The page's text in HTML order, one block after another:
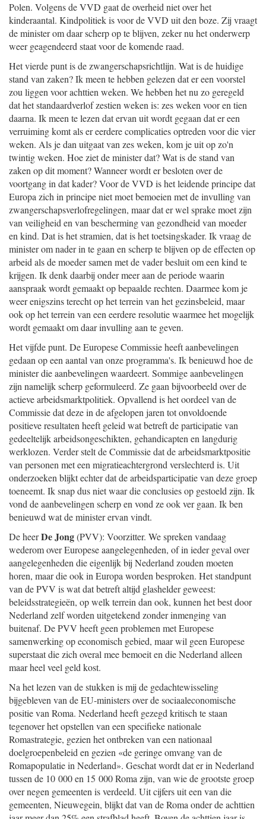
Polen. Volgens de VVD gaat de overheid niet over het
kinderaantal. Kindpolitiek is voor de VVD uit den boze. Zij vraagt
de minister om daar scherp op te blijven, zeker nu het onderwerp
weer geagendeerd staat voor de komende raad.
Het vierde punt is de zwangerschapsrichtlijn. Wat is de huidige
stand van zaken? Ik meen te hebben gelezen dat er een voorstel
zou liggen voor achttien weken. We hebben het nu zo geregeld
dat het standaardverlof zestien weken is: zes weken voor en tien
daarna. Ik meen te lezen dat ervan uit wordt gegaan dat er een
verruiming komt als er eerdere complicaties optreden voor die vier
weken. Als je dan uitgaat van zes weken, kom je uit op zo'n
twintig weken. Hoe ziet de minister dat? Wat is de stand van
zaken op dit moment? Wanneer wordt er besloten over de
voortgang in dat kader? Voor de VVD is het leidende principe dat
Europa zich in principe niet moet bemoeien met de invulling van
zwangerschapsverlofregelingen, maar dat er wel sprake moet zijn
van veiligheid en van bescherming van gezondheid van moeder
en kind. Dat is het stramien, dat is het toetsingskader. Ik vraag de
minister om nader in te gaan en scherp te blijven op de effecten op
arbeid als de moeder samen met de vader besluit om een kind te
krijgen. Ik denk daarbij onder meer aan de periode waarin
aanspraak wordt gemaakt op bepaalde rechten. Daarmee kom je
weer enigszins terecht op het terrein van het gezinsbeleid, maar
ook op het terrein van een eerdere resolutie waarmee het mogelijk
wordt gemaakt om daar invulling aan te geven.
Het vijfde punt. De Europese Commissie heeft aanbevelingen
gedaan op een aantal van onze programma's. Ik benieuwd hoe de
minister die aanbevelingen waardeert. Sommige aanbevelingen
zijn namelijk scherp geformuleerd. Ze gaan bijvoorbeeld over de
actieve arbeidsmarktpolitiek. Opvallend is het oordeel van de
Commissie dat deze in de afgelopen jaren tot onvoldoende
positieve resultaten heeft geleid wat betreft de participatie van
gedeeltelijk arbeidsongeschikten, gehandicapten en langdurig
werklozen. Verder stelt de Commissie dat de arbeidsmarktpositie
van personen met een migratieachtergrond verslechterd is. Uit
onderzoeken blijkt echter dat de arbeidsparticipatie van deze groep
toeneemt. Ik snap dus niet waar die conclusies op gestoeld zijn. Ik
vond de aanbevelingen scherp en vond ze ook ver gaan. Ik ben
benieuwd wat de minister ervan vindt.
De heerDe Jong(PVV): Voorzitter. We spreken vandaag
wederom over Europese aangelegenheden, of in ieder geval over
aangelegenheden die eigenlijk bij Nederland zouden moeten
horen, maar die ook in Europa worden besproken. Het standpunt
van de PVV is wat dat betreft altijd glashelder geweest:
beleidsstrategieën, op welk terrein dan ook, kunnen het best door
Nederland zelf worden uitgetekend zonder inmenging van
buitenaf. De PVV heeft geen problemen met Europese
samenwerking op economisch gebied, maar wil geen Europese
superstaat die zich overal mee bemoeit en die Nederland alleen
maar heel veel geld kost.
Na het lezen van de stukken is mij de gedachtewisseling
bijgebleven van de EU-ministers over de sociaaleconomische
positie van Roma. Nederland heeft gezegd kritisch te staan
tegenover het opstellen van een specifieke nationale
Romastrategie, gezien het ontbreken van een nationaal
doelgroepenbeleid en gezien «de geringe omvang van de
Romapopulatie in Nederland». Geschat wordt dat er in Nederland
tussen de 10 000 en 15 000 Roma zijn, van wie de grootste groep
over negen gemeenten is verdeeld. Uit cijfers uit een van die
gemeenten, Nieuwegein, blijkt dat van de Roma onder de achttien